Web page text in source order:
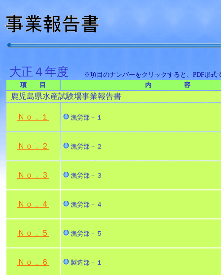
項 目 内 容
鹿児島県水産試験場事業報告書
Ｎｏ．１ 漁労部－１
Ｎｏ．２ 漁労部－２
Ｎｏ．３ 漁労部－３
Ｎｏ．４ 漁労部－４
Ｎｏ．５ 漁労部－５
Ｎｏ．６ 製造部－１
※項目のナンバーをクリックすると、PDF形式
大正４年度